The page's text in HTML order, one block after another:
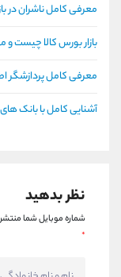
معرفی کامل ناشران در
بازار بورس کالا چیست
معرفی کامل پردازشگر
آشنایی کامل با بانک
نظر بدهید
شماره موبایل شما
*